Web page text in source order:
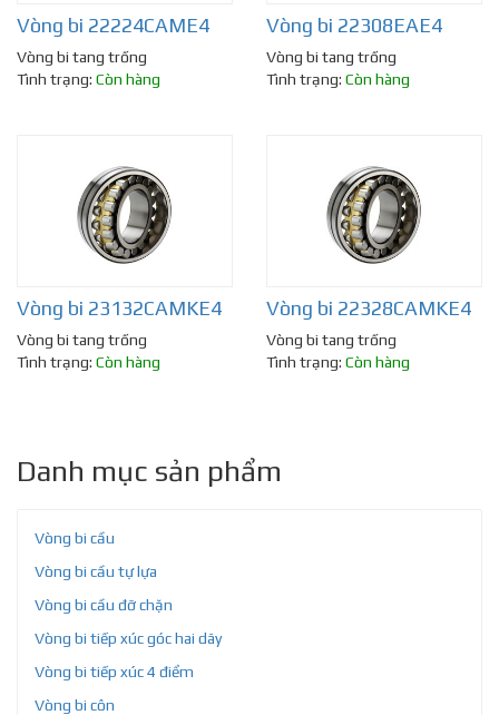
Vòng bi 22224CAME4
Vòng bi tang trống
Tình trạng: Còn hàng
Vòng bi 22308EAE4
Vòng bi tang trống
Tình trạng: Còn hàng
Vòng bi 23132CAMKE4
Vòng bi tang trống
Tình trạng: Còn hàng
Vòng bi 22328CAMKE4
Vòng bi tang trống
Tình trạng: Còn hàng
Danh mục sản phẩm
Vòng bi cầu
Vòng bi cầu tự lựa
Vòng bi cầu đỡ chặn
Vòng bi tiếp xúc góc hai dãy
Vòng bi tiếp xúc 4 điểm
Vòng bi côn